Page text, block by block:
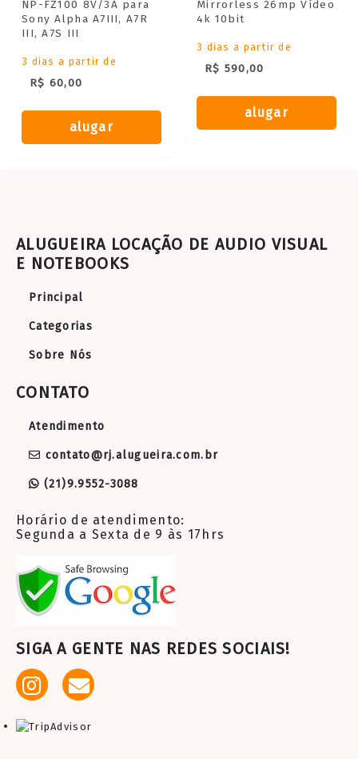
NP-FZ100 8V/3A para
Sony Alpha A7III, A7R
III, A7S III
3 dias a partir de
R$ 60,00
alugar
Mirrorless 26mp Vídeo
4k 10bit
3 dias a partir de
R$ 590,00
alugar
ALUGUEIRA LOCAÇÃO DE AUDIO VISUAL
E NOTEBOOKS
Principal
Categorias
Sobre Nós
CONTATO
Atendimento
contato@rj.alugueira.com.br
(21)9.9552-3088
Horário de atendimento:
Segunda a Sexta de 9 às 17hrs
SIGA A GENTE NAS REDES SOCIAIS!